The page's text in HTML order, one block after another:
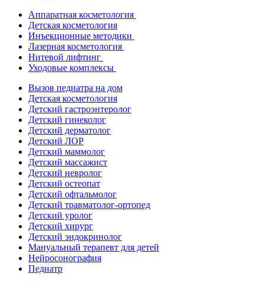
Аппаратная косметология
Детская косметология
Инъекционные методики
Лазерная косметология
Нитевой лифтинг
Уходовые комплексы
Вызов педиатра на дом
Детская косметология
Детский гастроэнтеролог
Детский гинеколог
Детский дерматолог
Детский ЛОР
Детский маммолог
Детский массажист
Детский невролог
Детский остеопат
Детский офтальмолог
Детский травматолог-ортопед
Детский уролог
Детский хирург
Детский эндокринолог
Мануальный терапевт для детей
Нейросонография
Педиатр